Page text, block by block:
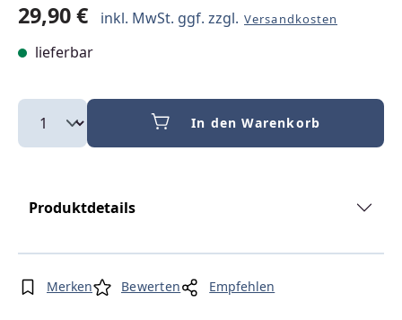
29,90 € inkl. MwSt. ggf. zzgl. Versandkosten
lieferbar
In den Warenkorb
Produktdetails
Merken Bewerten Empfehlen